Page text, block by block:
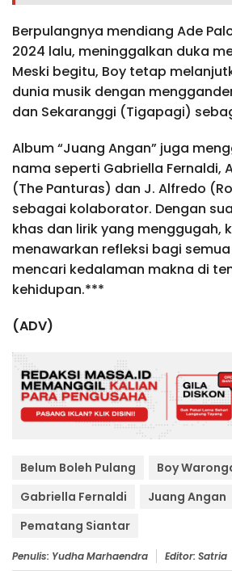
Berpulangnya mendiang Ade
2024 lalu, meninggalkan duka
Meski begitu, Boy tetap
dunia musik dengan
dan Sekaranggi (Tigapagi)
Album “Juang Angan” juga
nama seperti Gabriella Fernaldi,
(The Panturas) dan J. Alfredo
sebagai kolaborator. Dengan
khas dan lirik yang menggugah,
menawarkan refleksi bagi
mencari kedalaman makna di
kehidupan.***
(ADV)
Belum Boleh Pulang
Boy
Gabriella Fernaldi
Juang Angan
Pematang Siantar
Penulis: Yudha Marhaendra Editor: Satria